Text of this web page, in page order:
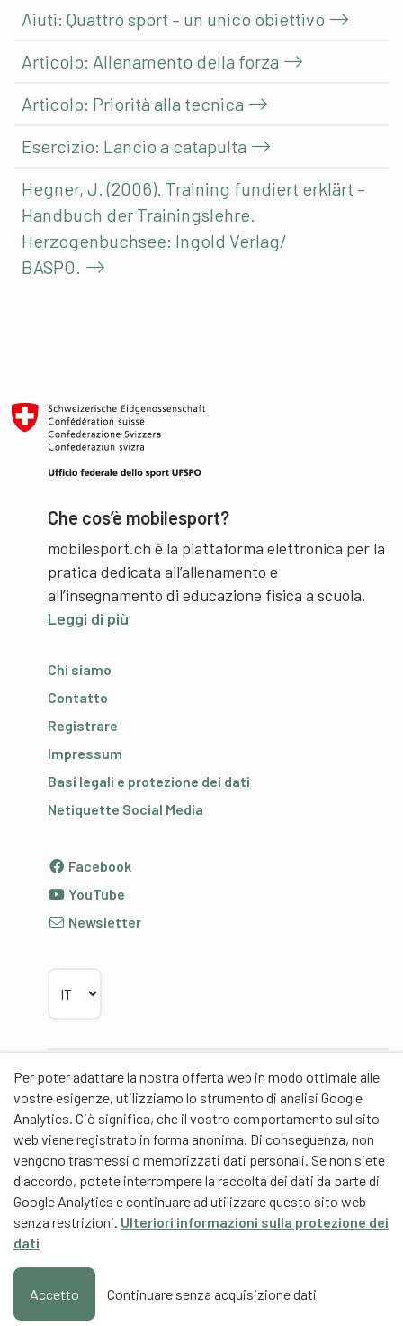
Per poter adattare la nostra offerta web in modo ottimale alle
vostre esigenze, utilizziamo lo strumento di analisi Google
Analytics. Ciò significa, che il vostro comportamento sul sito
web viene registrato in forma anonima. Di conseguenza, non
vengono trasmessi o memorizzati dati personali. Se non siete
d'accordo, potete interrompere la raccolta dei dati da parte di
Google Analytics e continuare ad utilizzare questo sito web
senza restrizioni. Ulteriori informazioni sulla protezione dei
dati
Accetto Continuare senza acquisizione dati
Aiuti: Quattro sport – un unico obiettivo
Articolo: Allenamento della forza
Articolo: Priorità alla tecnica
Esercizio: Lancio a catapulta
Hegner, J. (2006). Training fundiert erklärt –
Handbuch der Trainingslehre.
Herzogenbuchsee: Ingold Verlag/
BASPO.
Che cos’è mobilesport?
mobilesport.ch è la piattaforma elettronica per la
pratica dedicata all’allenamento e
all’insegnamento di educazione fisica a scuola.
Leggi di più
Chi siamo
Contatto
Registrare
Impressum
Basi legali e protezione dei dati
Netiquette Social Media
Facebook
YouTube
Newsletter
Partner
Partner di contenuti
Scuola universitaria federale dello Sport Macolin